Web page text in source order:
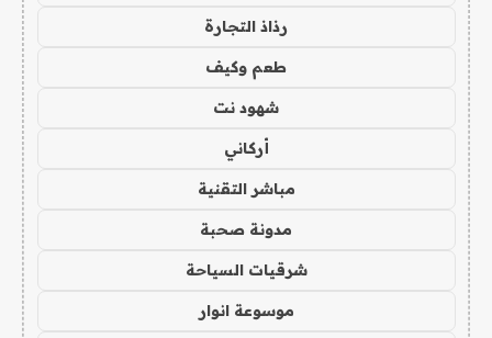
رذاذ التجارة
طعم وكيف
شهود نت
أركاني
مباشر التقنية
مدونة صحبة
شرقيات السياحة
موسوعة انوار